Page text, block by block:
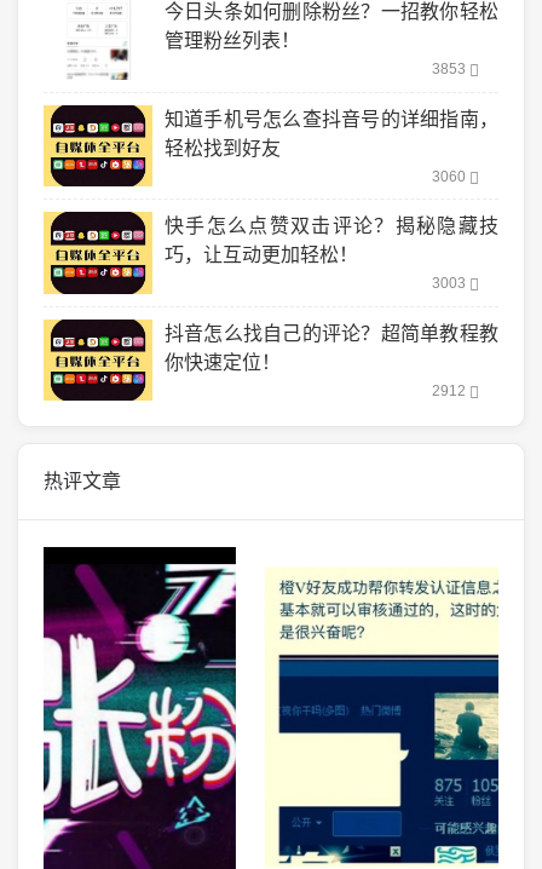
今日头条如何删除粉丝？一招教你轻松
管理粉丝列表！
3853
知道手机号怎么查抖音号的详细指南，
轻松找到好友
3060
快手怎么点赞双击评论？揭秘隐藏技
巧，让互动更加轻松！
3003
抖音怎么找自己的评论？超简单教程教
你快速定位！
2912
热评文章